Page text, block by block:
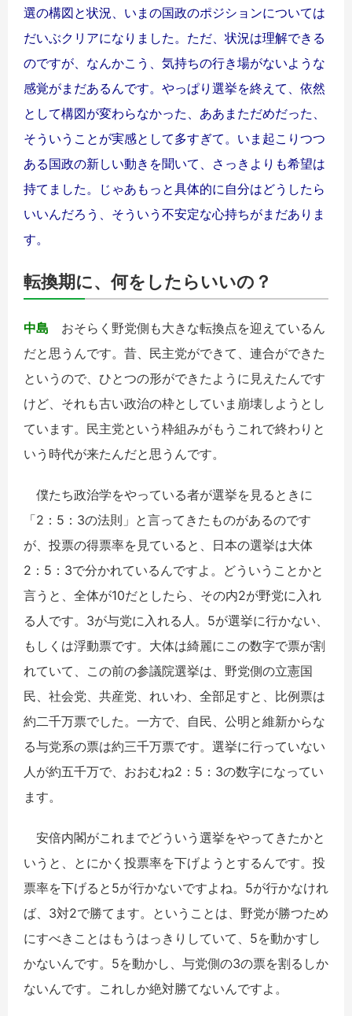
選の構図と状況、いまの国政のポジションについては
だいぶクリアになりました。ただ、状況は理解できる
のですが、なんかこう、気持ちの行き場がないような
感覚がまだあるんです。やっぱり選挙を終えて、依然
として構図が変わらなかった、ああまただめだった、
そういうことが実感として多すぎて。いま起こりつつ
ある国政の新しい動きを聞いて、さっきよりも希望は
持てました。じゃあもっと具体的に自分はどうしたら
いいんだろう、そういう不安定な心持ちがまだありま
す。
転換期に、何をしたらいいの？
中島 おそらく野党側も大きな転換点を迎えているん
だと思うんです。昔、民主党ができて、連合ができた
というので、ひとつの形ができたように見えたんです
けど、それも古い政治の枠としていま崩壊しようとし
ています。民主党という枠組みがもうこれで終わりと
いう時代が来たんだと思うんです。
僕たち政治学をやっている者が選挙を見るときに
「2：5：3の法則」と言ってきたものがあるのです
が、投票の得票率を見ていると、日本の選挙は大体
2：5：3で分かれているんですよ。どういうことかと
言うと、全体が10だとしたら、その内2が野党に入れ
る人です。3が与党に入れる人。5が選挙に行かない、
もしくは浮動票です。大体は綺麗にこの数字で票が割
れていて、この前の参議院選挙は、野党側の立憲国
民、社会党、共産党、れいわ、全部足すと、比例票は
約二千万票でした。一方で、自民、公明と維新からな
る与党系の票は約三千万票です。選挙に行っていない
人が約五千万で、おおむね2：5：3の数字になってい
ます。
安倍内閣がこれまでどういう選挙をやってきたかと
いうと、とにかく投票率を下げようとするんです。投
票率を下げると5が行かないですよね。5が行かなけれ
ば、3対2で勝てます。ということは、野党が勝つため
にすべきことはもうはっきりしていて、5を動かすし
かないんです。5を動かし、与党側の3の票を割るしか
ないんです。これしか絶対勝てないんですよ。